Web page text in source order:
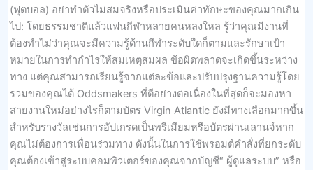
(ฟุตบอล) อย่าทำตัวไม่สมจริงหรือประเมินค่าทักษะของคุณมากเกิน
ไป: โดยธรรมชาติแล้วแฟนกีฬาหลายคนหลงใหล รู้ว่าคุณมีงานที่
ต้องทำไม่ว่าคุณจะมีความรู้ด้านกีฬาระดับใดก็ตามและรักษาเป้า
หมายในการทำกำไรให้สมเหตุสมผล ข้อผิดพลาดจะเกิดขึ้นระหว่าง
ทาง แต่คุณสามารถเรียนรู้จากแต่ละข้อและปรับปรุงฐานความรู้โดย
รวมของคุณได้ Oddsmakers ที่ตีอย่างต่อเนื่องในที่สุดก็จะมองหา
สายงานใหม่อย่างไรก็ตามบัตร Virgin Atlantic ยังมีทางเลือกมากขึ้น
สำหรับรางวัลเช่นการอัปเกรดเป็นพรีเมียมหรือบัตรผ่านเลานจ์หาก
คุณไม่ต้องการเพื่อนร่วมทาง ดังนั้นในการใช้พรอมต์คำสั่งที่ยกระดับ
คุณต้องเข้าสู่ระบบคอมพิวเตอร์ของคุณจากบัญชี“ ผู้ดูแลระบบ” หรือ